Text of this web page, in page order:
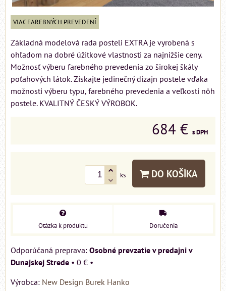
VIAC FAREBNÝCH PREVEDENÍ
Základná modelová rada posteli EXTRA je vyrobená s
ohľadom na dobré úžitkové vlastnosti za najnižšie ceny.
Možnosť výberu farebného prevedenia zo širokej škály
poťahových látok. Získajte jedinečný dizajn postele vďaka
možnosti výberu typu, farebného prevedenia a veľkosti nôh
postele. KVALITNÝ ČESKÝ VÝROBOK.
684 € s DPH
ks DO KOŠÍKA
Otázka k produktu Doručenia
Osobné prevzatie v predajni v
Dunajskej Strede • 0 € •
Výrobca: New Design Burek Hanko